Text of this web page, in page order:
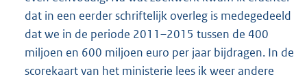
dat in een eerder schriftelijk overleg is medegedeeld
dat we in de periode 2011–2015 tussen de 400
miljoen en 600 miljoen euro per jaar bijdragen. In de
scorekaart van het ministerie lees ik weer andere